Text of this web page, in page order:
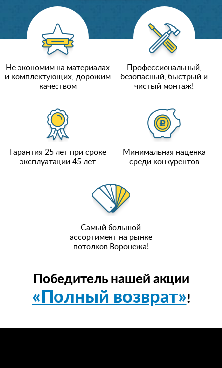
Не экономим на материалах
и комплектующих, дорожим
качеством
Профессиональный,
безопасный, быстрый и
чистый монтаж!
Гарантия 25 лет при сроке
эксплуатации 45 лет
Минимальная наценка
среди конкурентов
Самый большой
ассортимент на рынке
потолков Воронежа!
Победитель нашей акции
«Полный возврат»!